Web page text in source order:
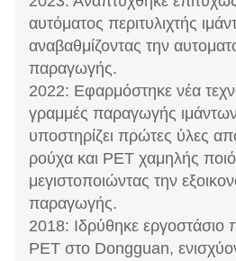
αυτόματος περιτυλιχτής
αναβαθμίζοντας την
παραγωγής.
2022: Εφαρμόστηκε νέα
γραμμές παραγωγής
υποστηρίζει πρώτες ύλες
ρούχα και PET χαμηλής
μεγιστοποιώντας την
παραγωγής.
2018: Ιδρύθηκε εργοστάσιο
PET στο Dongguan,